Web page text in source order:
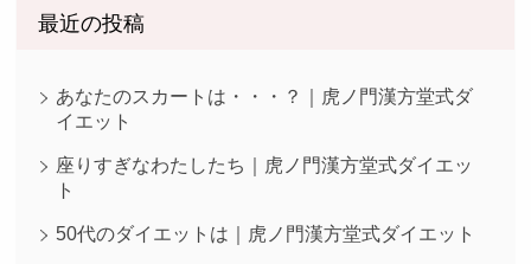
最近の投稿
あなたのスカートは・・・？｜虎ノ門漢方堂式ダ
イエット
座りすぎなわたしたち｜虎ノ門漢方堂式ダイエッ
ト
50代のダイエットは｜虎ノ門漢方堂式ダイエット